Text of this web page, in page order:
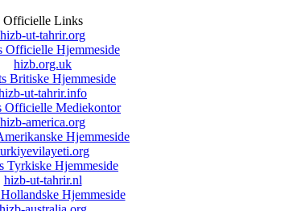
Officielle Links
hizb-ut-tahrir.org
Officielle Hjemmeside
hizb.org.uk
Britiske Hjemmeside
ut-tahrir.info
Officielle Mediekontor
hizb-america.org
Hjemmeside
Tyrkiske Hjemmeside
hizb-ut-tahrir.nl
Hjemmeside